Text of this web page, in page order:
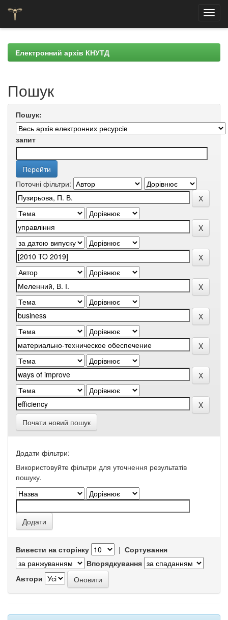
navigationЕлектронний архів КНУТД
Пошук
Пошук:
запит
Поточні фільтри:
Почати новий пошук
Додати фільтри:
Використовуйте фільтри для уточнення результатів
пошуку.
Вивести на сторінку | Сортування
Впорядкування
Автори